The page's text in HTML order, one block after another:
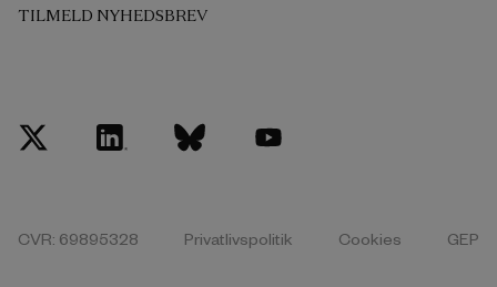
CVR: 69895328 Privatlivspolitik Cookies GEP
TILMELD NYHEDSBREV